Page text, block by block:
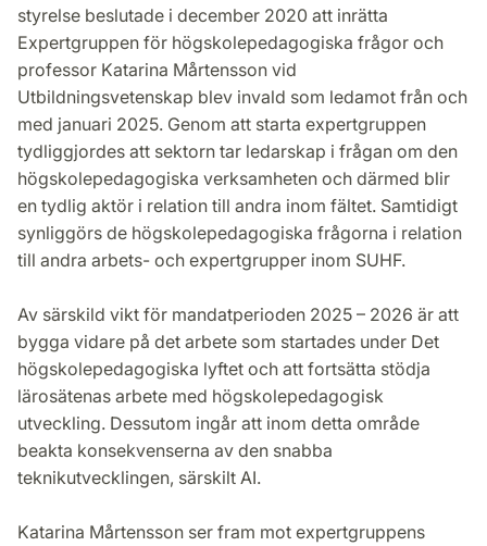
styrelse beslutade i december 2020 att inrätta
Expertgruppen för högskolepedagogiska frågor och
professor Katarina Mårtensson vid
Utbildningsvetenskap blev invald som ledamot från och
med januari 2025. Genom att starta expertgruppen
tydliggjordes att sektorn tar ledarskap i frågan om den
högskolepedagogiska verksamheten och därmed blir
en tydlig aktör i relation till andra inom fältet. Samtidigt
synliggörs de högskolepedagogiska frågorna i relation
till andra arbets- och expertgrupper inom SUHF.
Av särskild vikt för mandatperioden 2025 – 2026 är att
bygga vidare på det arbete som startades under Det
högskolepedagogiska lyftet och att fortsätta stödja
lärosätenas arbete med högskolepedagogisk
utveckling. Dessutom ingår att inom detta område
beakta konsekvenserna av den snabba
teknikutvecklingen, särskilt AI.
Katarina Mårtensson ser fram mot expertgruppens